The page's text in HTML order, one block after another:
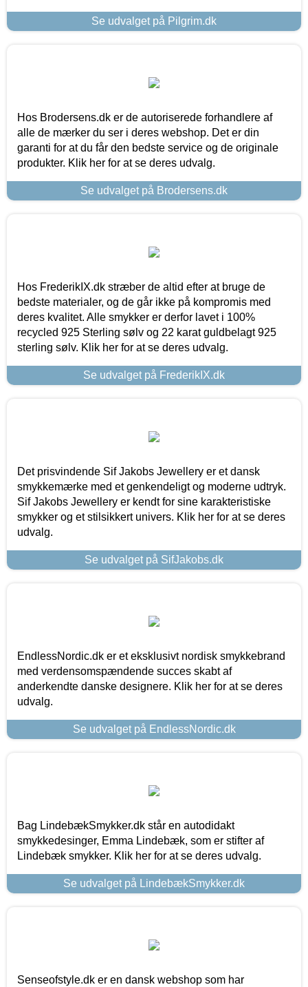
Se udvalget på Pilgrim.dk
Hos Brodersens.dk er de autoriserede forhandlere af
alle de mærker du ser i deres webshop. Det er din
garanti for at du får den bedste service og de originale
produkter. Klik her for at se deres udvalg.
Se udvalget på Brodersens.dk
Hos FrederikIX.dk stræber de altid efter at bruge de
bedste materialer, og de går ikke på kompromis med
deres kvalitet. Alle smykker er derfor lavet i 100%
recycled 925 Sterling sølv og 22 karat guldbelagt 925
sterling sølv. Klik her for at se deres udvalg.
Se udvalget på FrederikIX.dk
Det prisvindende Sif Jakobs Jewellery er et dansk
smykkemærke med et genkendeligt og moderne udtryk.
Sif Jakobs Jewellery er kendt for sine karakteristiske
smykker og et stilsikkert univers. Klik her for at se deres
udvalg.
Se udvalget på SifJakobs.dk
EndlessNordic.dk er et eksklusivt nordisk smykkebrand
med verdensomspændende succes skabt af
anderkendte danske designere. Klik her for at se deres
udvalg.
Se udvalget på EndlessNordic.dk
Bag LindebækSmykker.dk står en autodidakt
smykkedesinger, Emma Lindebæk, som er stifter af
Lindebæk smykker. Klik her for at se deres udvalg.
Se udvalget på LindebækSmykker.dk
Senseofstyle.dk er en dansk webshop som har